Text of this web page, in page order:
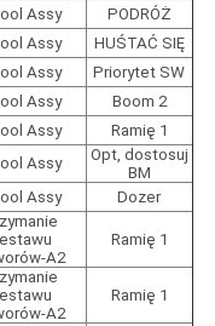
Assy
PODRÓŻ
Assy
HUŚTAĆ SIĘ
Assy
Priorytet SW
Assy
Boom 2
Assy
Ramię 1
Assy
Opt, dostosuj
BM
Assy Dozer
A2
Ramię 1
A2
Ramię 1